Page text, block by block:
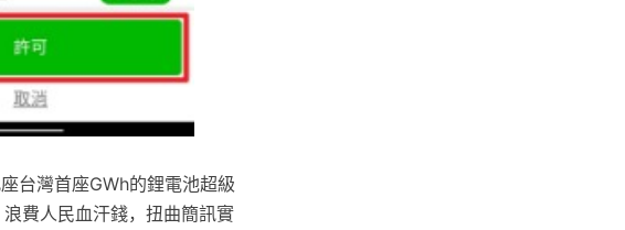
台灣首座GWh的鋰電池超級
費人民血汗錢，扭曲簡訊實